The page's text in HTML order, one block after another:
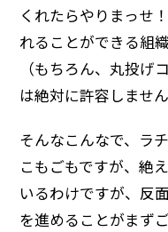
くれたらやりまっせ
れることができる組
（もちろん、丸投げ
は絶対に許容しません
そんなこんなで、ラ
こもごもですが、絶
いるわけですが、反
を進めることがまず